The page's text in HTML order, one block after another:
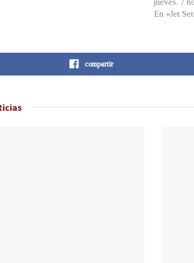
jueves, 7
En «Jet
compartir